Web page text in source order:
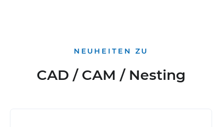
NEUHEITEN ZU
CAD / CAM / Nesting